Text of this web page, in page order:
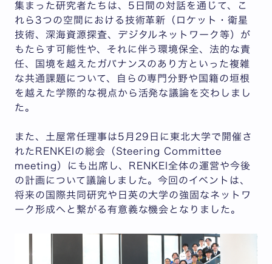
集まった研究者たちは、5日間の対話を通じて、こ
れら3つの空間における技術革新（ロケット・衛星
技術、深海資源探査、デジタルネットワーク等）が
もたらす可能性や、それに伴う環境保全、法的な責
任、国境を越えたガバナンスのあり方といった複雑
な共通課題について、自らの専門分野や国籍の垣根
を越えた学際的な視点から活発な議論を交わしまし
た。
また、土屋常任理事は5月29日に東北大学で開催さ
れたRENKEIの総会（Steering Committee
meeting）にも出席し、RENKEI全体の運営や今後
の計画について議論しました。今回のイベントは、
将来の国際共同研究や日英の大学の強固なネットワ
ーク形成へと繋がる有意義な機会となりました。